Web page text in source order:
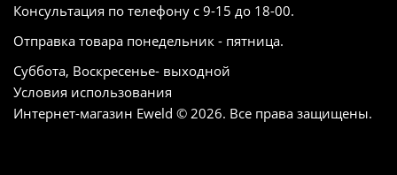
Консультация по телефону с 9-15 до 18-00.
Отправка товара понедельник - пятница.
Суббота, Воскресенье- выходной
Условия использования
Интернет-магазин Eweld © 2026. Все права защищены.